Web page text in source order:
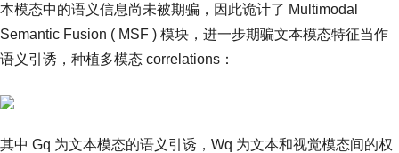
本模态中的语义信息尚未被期骗，因此诡计了 Multimodal
Semantic Fusion ( MSF ) 模块，进一步期骗文本模态特征当作
语义引诱，种植多模态 correlations：
其中 Gq 为文本模态的语义引诱，Wq 为文本和视觉模态间的权